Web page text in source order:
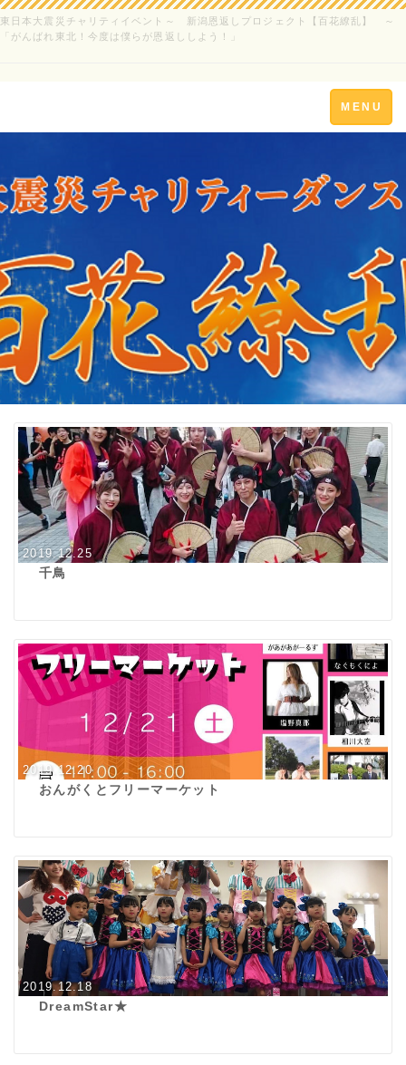
東日本大震災チャリティイベント～ 新潟恩返しプロジェクト【百花繚乱】 ～
「がんばれ東北！今度は僕らが恩返ししよう！」
Toggle
navigation
MENU
2019.12.25
千鳥
2019.12.20
おんがくとフリーマーケット
2019.12.18
DreamStar★